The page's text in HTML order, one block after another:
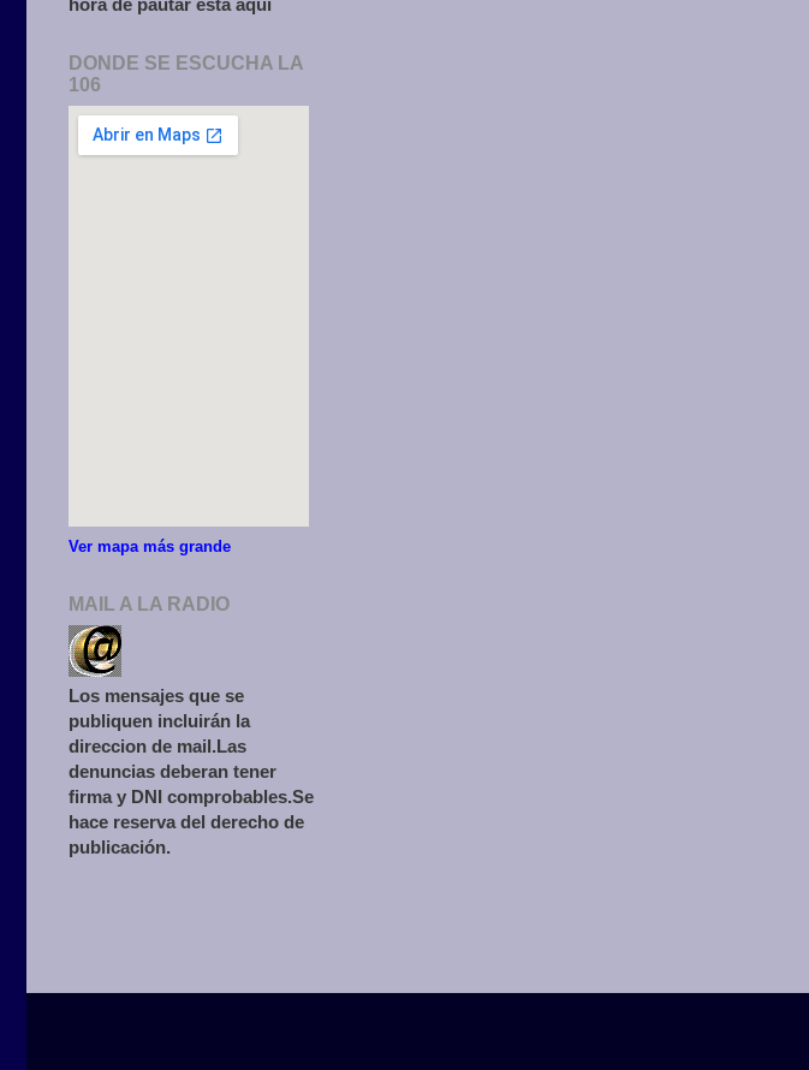
hora de pautar esta aqui
DONDE SE ESCUCHA LA
106
Ver mapa más grande
MAIL A LA RADIO
Los mensajes que se
publiquen incluirán la
direccion de mail.Las
denuncias deberan tener
firma y DNI comprobables.Se
hace reserva del derecho de
publicación.